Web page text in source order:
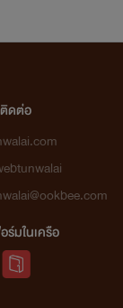
ดต่อ
มในเครือ